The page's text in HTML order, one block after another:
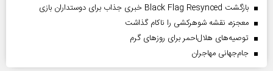
بازگشت Black Flag Resynced خبری جذاب برای دوستداران بازی
معجزه، نقشه شوهرکشی را ناکام گذاشت
توصیه‌های هلال‌احمر برای روز‌های گرم
جام‌جهانی مهاجران